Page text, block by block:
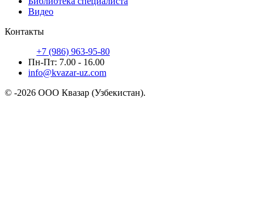
Видео
Контакты
+7 (986) 963-95-80
Пн-Пт: 7.00 - 16.00
info@kvazar-uz.com
© -2026 ООО Квазар (Узбекистан).